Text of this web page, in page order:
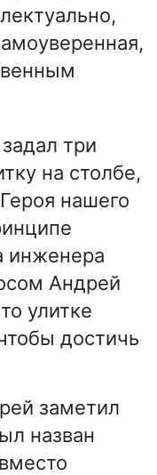
три
на столбе,
нашего
инженера
Андрей
улитке
достичь
заметил
назван